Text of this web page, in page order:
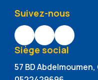
Suivez-nous
Siège social
57 BD